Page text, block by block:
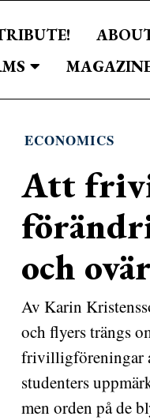
ECONOMICS
Att
och
Av Karin
och flyers trängs
frivilligföreningar
studenters
men orden på de